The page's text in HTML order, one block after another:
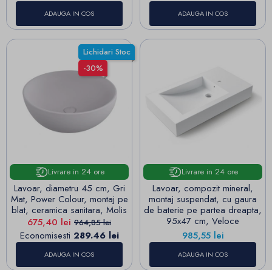
ADAUGA IN COS ADAUGA IN COS
Lichidari Stoc
-30%
Livrare in 24 ore
Lavoar, diametru 45 cm, Gri
Mat, Power Colour, montaj pe
blat, ceramica sanitara, Molis
Pret
675,40 lei Pret de baza
964,85 lei
Economisesti 289.46 lei
ADAUGA IN COS
Livrare in 24 ore
Lavoar, compozit mineral,
montaj suspendat, cu gaura
de baterie pe partea dreapta,
95x47 cm, Veloce
Pret
985,55 lei
ADAUGA IN COS